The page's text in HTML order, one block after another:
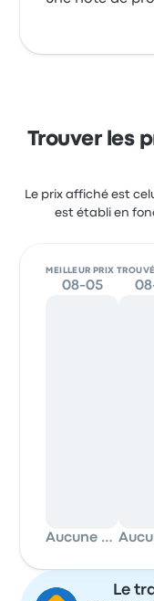
Trouver les
Le prix affiché est
est établi en
MEILLEUR PRIX TROUVÉ
08-05
Aucune donnée
Le